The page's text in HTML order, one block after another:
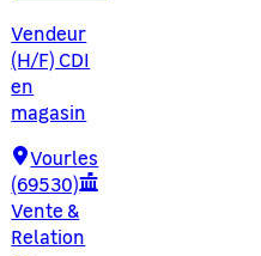
Vendeur
(H/F) CDI
en
magasin
Vourles
(69530)
Vente &
Relation